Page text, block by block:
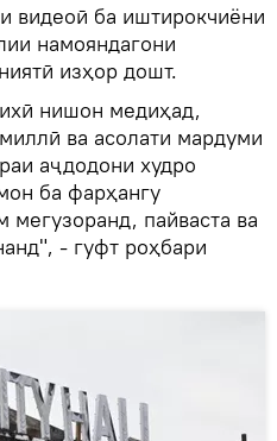
видеоӣ ба иштирокчиёни
намояндагони
изҳор дошт.
нишон медиҳад,
ва асолати мардуми
аҷдодони худро
ба фарҳангу
мегузоранд, пайваста ва
- гуфт роҳбари